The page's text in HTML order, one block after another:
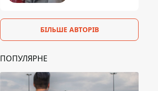
БІЛЬШЕ АВТОРІВ
ПОПУЛЯРНЕ